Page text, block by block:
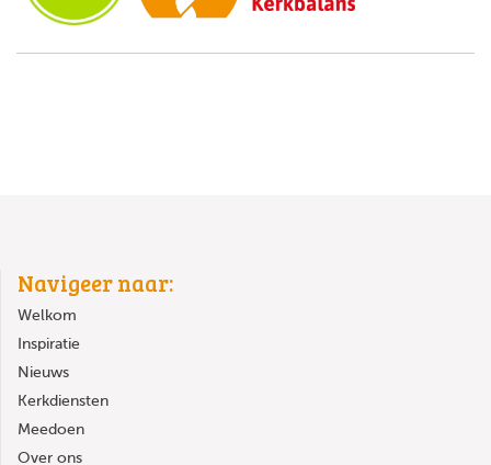
Navigeer naar:
Welkom
Inspiratie
Nieuws
Kerkdiensten
Meedoen
Over ons